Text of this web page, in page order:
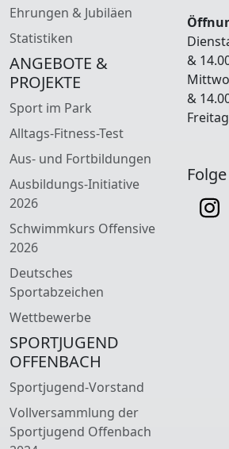
Ehrungen & Jubiläen
Statistiken
ANGEBOTE &
PROJEKTE
Sport im Park
Alltags-Fitness-Test
Aus- und Fortbildungen
Ausbildungs-Initiative
2026
Schwimmkurs Offensive
2026
Deutsches
Sportabzeichen
Wettbewerbe
SPORTJUGEND
OFFENBACH
Sportjugend-Vorstand
Vollversammlung der
Sportjugend Offenbach
&
&